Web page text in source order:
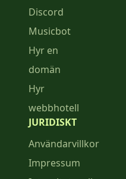
Discord
Musicbot
Hyr en
domän
Hyr
webbhotell
JURIDISKT
Användarvillkor
Impressum